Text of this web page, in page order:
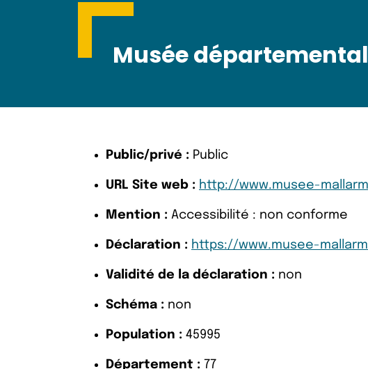
Musée
Public/privé : Public
URL Site web : http://www.musee-
Mention : Accessibilité : non conforme
Déclaration : https://www.musee-
Validité de la déclaration : non
Schéma : non
Population : 45995
Département : 77